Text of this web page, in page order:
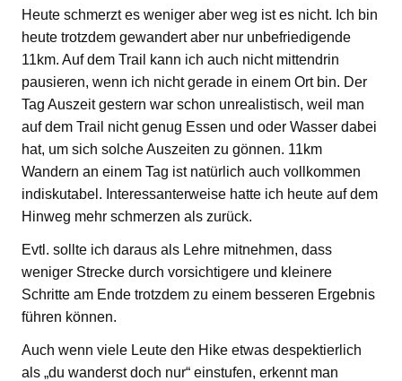
Heute schmerzt es weniger aber weg ist es nicht. Ich bin
heute trotzdem gewandert aber nur unbefriedigende
11km. Auf dem Trail kann ich auch nicht mittendrin
pausieren, wenn ich nicht gerade in einem Ort bin. Der
Tag Auszeit gestern war schon unrealistisch, weil man
auf dem Trail nicht genug Essen und oder Wasser dabei
hat, um sich solche Auszeiten zu gönnen. 11km
Wandern an einem Tag ist natürlich auch vollkommen
indiskutabel. Interessanterweise hatte ich heute auf dem
Hinweg mehr schmerzen als zurück.
Evtl. sollte ich daraus als Lehre mitnehmen, dass
weniger Strecke durch vorsichtigere und kleinere
Schritte am Ende trotzdem zu einem besseren Ergebnis
führen können.
Auch wenn viele Leute den Hike etwas despektierlich
als „du wanderst doch nur“ einstufen, erkennt man